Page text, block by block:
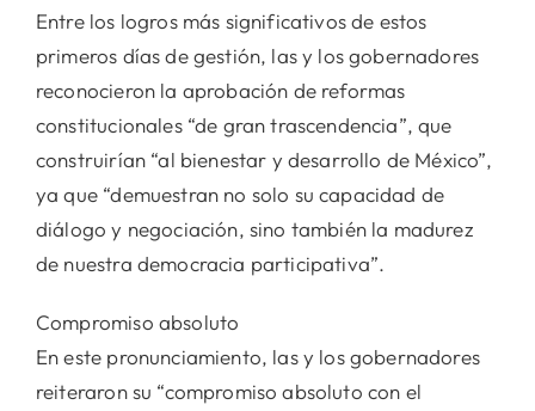
Entre los logros más significativos de estos
primeros días de gestión, las y los gobernadores
reconocieron la aprobación de reformas
constitucionales “de gran trascendencia”, que
construirían “al bienestar y desarrollo de México”,
ya que “demuestran no solo su capacidad de
diálogo y negociación, sino también la madurez
de nuestra democracia participativa”.
Compromiso absoluto
En este pronunciamiento, las y los gobernadores
reiteraron su “compromiso absoluto con el